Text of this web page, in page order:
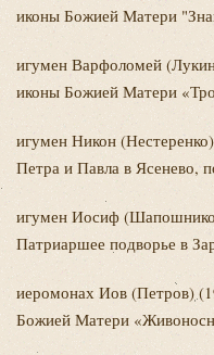
иконы Божией Матери
игумен Варфоломей
иконы Божией Матери
игумен Никон
Петра и Павла в Ясенево,
игумен Иосиф
Патриаршее подворье в
иеромонах Иов (Петров)
Божией Матери